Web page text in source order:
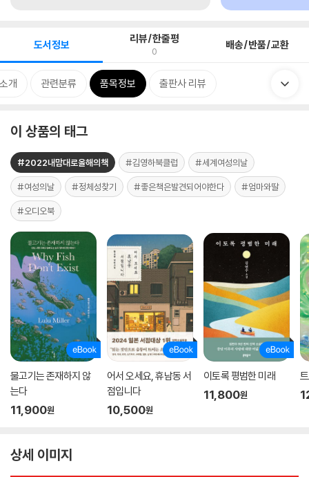
도서정보 리뷰/한줄평
0 배송/반품/교환
개 관련분류 품목정보 출판사 리뷰
이 상품의 태그
#2022내맘대로올해의책 #김영하북클럽 #세계여성의날
#여성의날 #정체성찾기 #좋은책은발견되어야한다 #엄마와딸
#오디오북
물고기는 존재하지 않
는다
11,900원
어서 오세요, 휴남동 서
점입니다
10,500원
이토록 평범한 미래
11,800원
상세 이미지